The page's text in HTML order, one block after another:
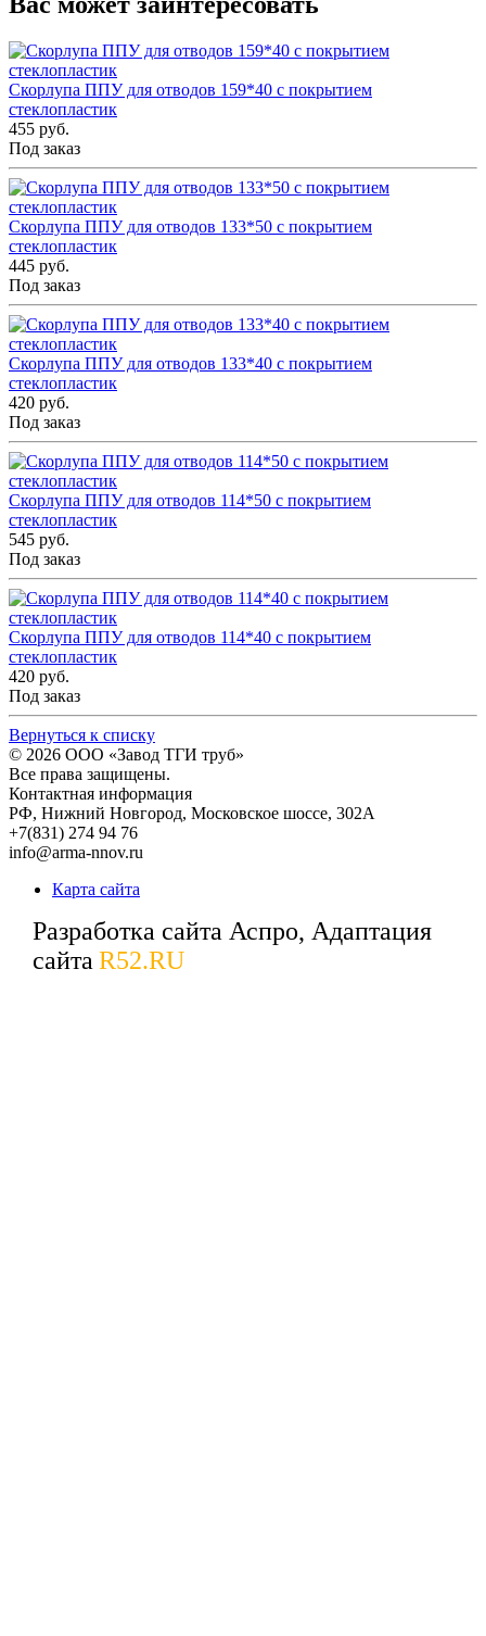
Скорлупа ППУ для отводов 159*40 с покрытием
стеклопластик
455 руб.
Под заказ
Скорлупа ППУ для отводов 133*50 с покрытием
стеклопластик
445 руб.
Под заказ
Скорлупа ППУ для отводов 133*40 с покрытием
стеклопластик
420 руб.
Под заказ
Скорлупа ППУ для отводов 114*50 с покрытием
стеклопластик
545 руб.
Под заказ
Скорлупа ППУ для отводов 114*40 с покрытием
стеклопластик
420 руб.
Под заказ
Вернуться к списку
© 2026 ООО «Завод ТГИ труб»
Все права защищены.
Контактная информация
РФ, Нижний Новгород, Московское шоссе, 302А
+7(831) 274 94 76
info@arma-nnov.ru
Карта сайта
Разработка сайта Аспро, Адаптация
сайта R52.RU